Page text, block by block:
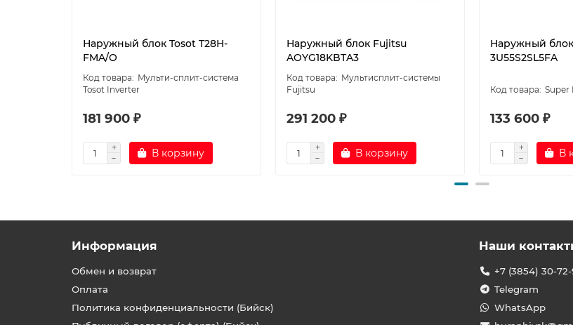
Наружный блок Tosot T28H-
FMA/O
Мульти-сплит-система
Tosot Inverter
181 900 ₽
В корзину
Наружный блок Fujitsu
AOYG18KBTA3
Мультисплит-системы
Fujitsu
291 200 ₽
В корзину
Наружный
3U55S2SL5FA
Super
133 600 ₽
В
Информация
Обмен и возврат
Оплата
Политика конфиденциальности (Бийск)
Наши
+7 (3854) 30-
Telegram
WhatsApp